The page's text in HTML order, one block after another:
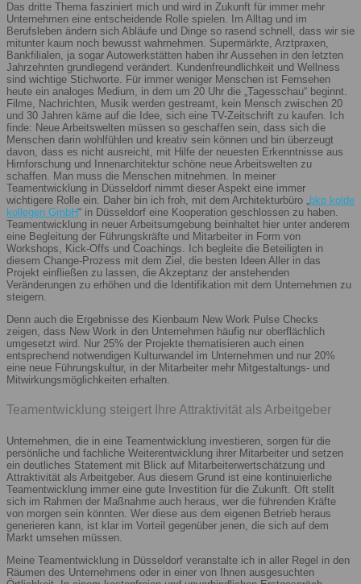
Das dritte Thema fasziniert mich und wird in Zukunft für immer mehr
Unternehmen eine entscheidende Rolle spielen. Im Alltag und im
Berufsleben ändern sich Abläufe und Dinge so rasend schnell, dass wir sie
mitunter kaum noch bewusst wahrnehmen. Supermärkte, Arztpraxen,
Bankfilialen, ja sogar Autowerkstätten haben ihr Aussehen in den letzten
Jahrzehnten grundlegend verändert. Kundenfreundlichkeit und Wellness
sind wichtige Stichworte. Für immer weniger Menschen ist Fernsehen
heute ein analoges Medium, in dem um 20 Uhr die „Tagesschau“ beginnt.
Filme, Nachrichten, Musik werden gestreamt, kein Mensch zwischen 20
und 30 Jahren käme auf die Idee, sich eine TV-Zeitschrift zu kaufen. Ich
finde: Neue Arbeitswelten müssen so geschaffen sein, dass sich die
Menschen darin wohlfühlen und kreativ sein können und bin überzeugt
davon, dass es nicht ausreicht, mit Hilfe der neuesten Erkenntnisse aus
Hirnforschung und Innenarchitektur schöne neue Arbeitswelten zu
schaffen. Man muss die Menschen mitnehmen. In meiner
Teamentwicklung in Düsseldorf nimmt dieser Aspekt eine immer
wichtigere Rolle ein. Daher bin ich froh, mit dem Architekturbüro „bkp kolde
kollegen GmbH“ in Düsseldorf eine Kooperation geschlossen zu haben.
Teamentwicklung in neuer Arbeitsumgebung beinhaltet hier unter anderem
eine Begleitung der Führungskräfte und Mitarbeiter in Form von
Workshops, Kick-Offs und Coachings. Ich begleite die Beteiligten in
diesem Change-Prozess mit dem Ziel, die besten Ideen Aller in das
Projekt einfließen zu lassen, die Akzeptanz der anstehenden
Veränderungen zu erhöhen und die Identifikation mit dem Unternehmen zu
steigern.
Denn auch die Ergebnisse des Kienbaum New Work Pulse Checks
zeigen, dass New Work in den Unternehmen häufig nur oberflächlich
umgesetzt wird. Nur 25% der Projekte thematisieren auch einen
entsprechend notwendigen Kulturwandel im Unternehmen und nur 20%
eine neue Führungskultur, in der Mitarbeiter mehr Mitgestaltungs- und
Mitwirkungsmöglichkeiten erhalten.
Teamentwicklung steigert Ihre Attraktivität als Arbeitgeber
Unternehmen, die in eine Teamentwicklung investieren, sorgen für die
persönliche und fachliche Weiterentwicklung ihrer Mitarbeiter und setzen
ein deutliches Statement mit Blick auf Mitarbeiterwertschätzung und
Attraktivität als Arbeitgeber. Aus diesem Grund ist eine kontinuierliche
Teamentwicklung immer eine gute Investition für die Zukunft. Oft stellt
sich im Rahmen der Maßnahme auch heraus, wer die führenden Kräfte
von morgen sein könnten. Wer diese aus dem eigenen Betrieb heraus
generieren kann, ist klar im Vorteil gegenüber jenen, die sich auf dem
Markt umsehen müssen.
Meine Teamentwicklung in Düsseldorf veranstalte ich in aller Regel in den
Räumen des Unternehmens oder in einer von Ihnen ausgesuchten